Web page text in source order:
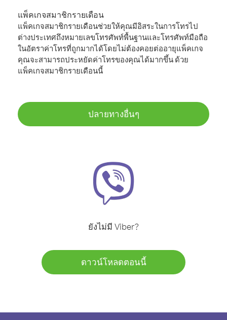
แพ็คเกจสมาชิกรายเดือน
แพ็คเกจสมาชิกรายเดือนช่วยให้คุณมีอิสระในการโทรไป
ต่างประเทศถึงหมายเลขโทรศัพท์พื้นฐานและโทรศัพท์มือถือ
ในอัตราค่าโทรที่ถูกมากได้โดยไม่ต้องคอยต่ออายุแพ็คเกจ
คุณจะสามารถประหยัดค่าโทรของคุณได้มากขึ้น ด้วย
แพ็คเกจสมาชิกรายเดือนนี้
ปลายทางอื่นๆ
ยังไม่มี Viber?
ดาวน์โหลดตอนนี้